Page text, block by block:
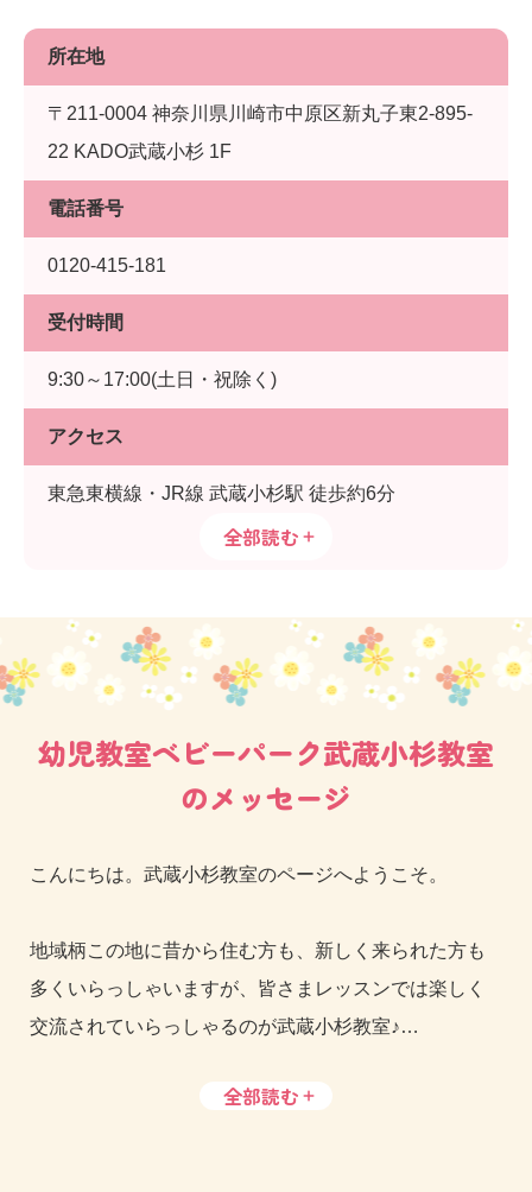
所在地
〒211-0004 神奈川県川崎市中原区新丸子東2-895-
22 KADO武蔵小杉 1F
電話番号
0120-415-181
受付時間
9:30～17:00(土日・祝除く)
アクセス
東急東横線・JR線 武蔵小杉駅 徒歩約6分
全部読む
幼児教室ベビーパーク武蔵小杉教室
のメッセージ
こんにちは。武蔵小杉教室のページへようこそ。
地域柄この地に昔から住む方も、新しく来られた方も
多くいらっしゃいますが、皆さまレッスンでは楽しく
交流されていらっしゃるのが武蔵小杉教室♪
お子さまの能力を上げたい！育児の相談をしたい！な
全部読む